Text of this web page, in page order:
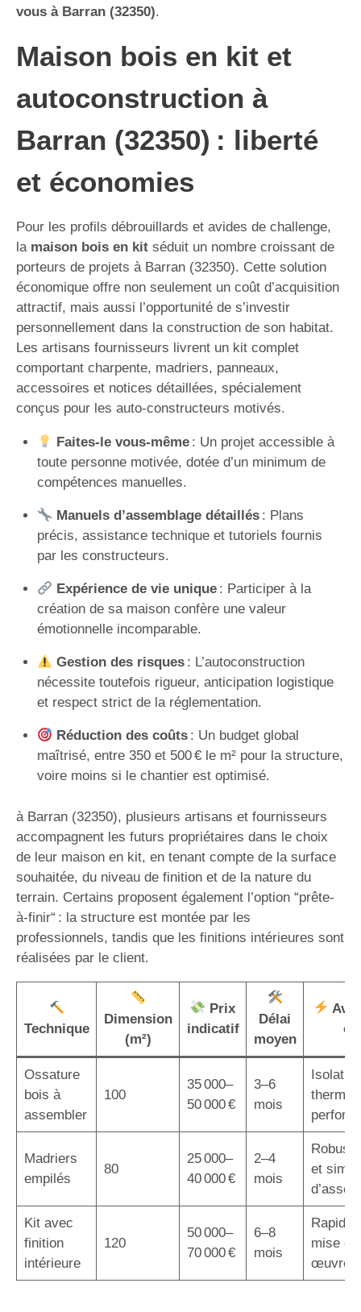
vous à Barran (32350).
Maison bois en kit et
autoconstruction à
Barran (32350) : liberté
et économies
Pour les profils débrouillards et avides de challenge,
la maison bois en kit séduit un nombre croissant de
porteurs de projets à Barran (32350). Cette solution
économique offre non seulement un coût d’acquisition
attractif, mais aussi l’opportunité de s’investir
personnellement dans la construction de son habitat.
Les artisans fournisseurs livrent un kit complet
comportant charpente, madriers, panneaux,
accessoires et notices détaillées, spécialement
conçus pour les auto-constructeurs motivés.
Faites-le vous-même: Un projet accessible à
toute personne motivée, dotée d’un minimum de
compétences manuelles.
Manuels d’assemblage détaillés: Plans
précis, assistance technique et tutoriels fournis
par les constructeurs.
Expérience de vie unique: Participer à la
création de sa maison confère une valeur
émotionnelle incomparable.
Gestion des risques: L’autoconstruction
nécessite toutefois rigueur, anticipation logistique
et respect strict de la réglementation.
Réduction des coûts: Un budget global
maîtrisé, entre 350 et 500 € le m² pour la structure,
voire moins si le chantier est optimisé.
à Barran (32350), plusieurs artisans et fournisseurs
accompagnent les futurs propriétaires dans le choix
de leur maison en kit, en tenant compte de la surface
souhaitée, du niveau de finition et de la nature du
terrain. Certains proposent également l’option “prête-
à-finir“ : la structure est montée par les
professionnels, tandis que les finitions intérieures sont
réalisées par le client.
Technique
Dimension
(m²)
Prix
indicatif
Délai
moyen
clé
Ossature
bois à
assembler
100
35 000–
50 000 €
3–6
mois
Isolation
Madriers
empilés
80
25 000–
40 000 €
2–4
mois
et
Kit avec
finition
intérieure
120
50 000–
70 000 €
6–8
mois
mise en
œuvre